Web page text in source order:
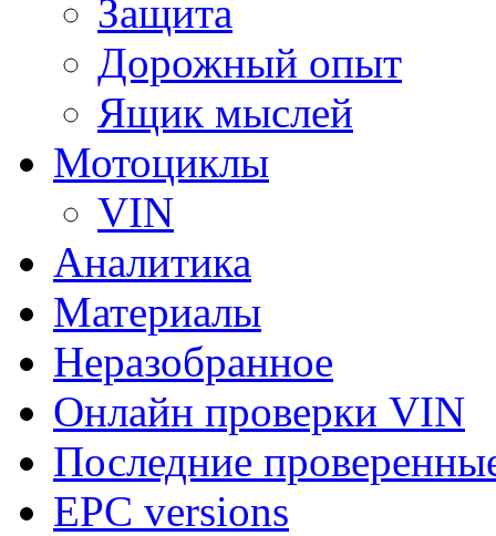
Защита
Дорожный опыт
Ящик мыслей
Мотоциклы
VIN
Аналитика
Материалы
Неразобранное
Онлайн проверки VIN
Последние
EPC versions